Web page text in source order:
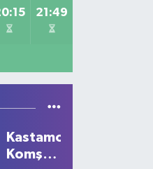
21:49
Kastamonu'da
Komşu